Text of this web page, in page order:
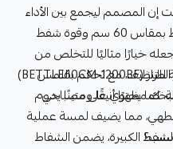
إن المصمم ليجمع بين الأداء
القوي والتصميم العصري. يأتي الشفاط بمقاس 60 سم وقوة شفط
ساعة، مما يجعله خيارًا مثاليًا للتخلص من
الروائح والدخان بسرعة وكفاءة. يتميز الطراز (BETTLE60CM-1200BF)
مظهرًا أنيقًا ومتينًا يدوم
للتنظيف، مع تحكم باللمس
كما يحتوي على مصباحي
مما يضيف لمسة عملية
الكبيرة، يضمن الشفاط